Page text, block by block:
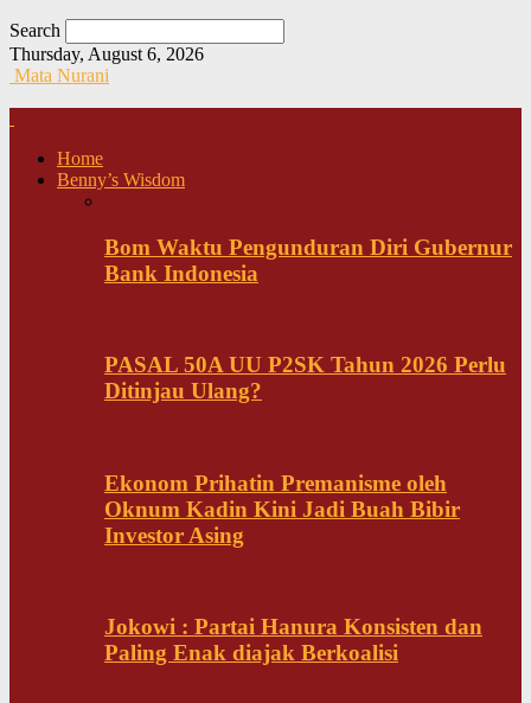
Search
Thursday, August 6, 2026
Mata Nurani
Home
Benny’s Wisdom
Bom Waktu Pengunduran Diri Gubernur
Bank Indonesia
PASAL 50A UU P2SK Tahun 2026 Perlu
Ditinjau Ulang?
Ekonom Prihatin Premanisme oleh
Oknum Kadin Kini Jadi Buah Bibir
Investor Asing
Jokowi : Partai Hanura Konsisten dan
Paling Enak diajak Berkoalisi